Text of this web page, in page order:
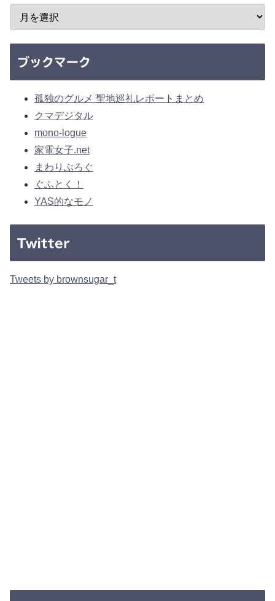
ブックマーク
孤独のグルメ 聖地巡礼レポートまとめ
クマデジタル
mono-logue
家電女子.net
まわりぶろぐ
ぐふとく！
YAS的なモノ
Twitter
Tweets by brownsugar_t